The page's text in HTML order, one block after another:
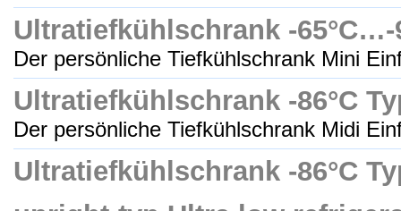
Ultratiefkühlschrank -
Der persönliche Tiefkühlschrank Mini
Ultratiefkühlschrank -86°C
Der persönliche Tiefkühlschrank Midi
Ultratiefkühlschrank -86°C